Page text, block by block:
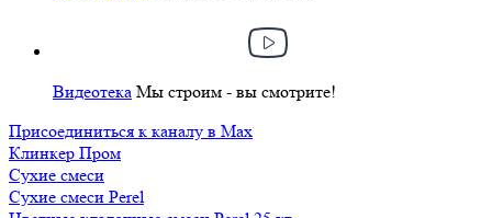
Видеотека Мы строим - вы смотрите!
Присоединиться к каналу в Max
Клинкер Пром
Сухие смеси
Сухие смеси Perel